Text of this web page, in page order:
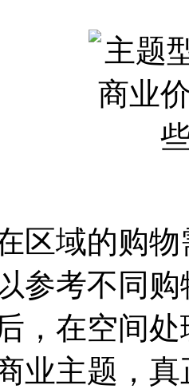
区域的购
参考不同
，在空间
业主题，